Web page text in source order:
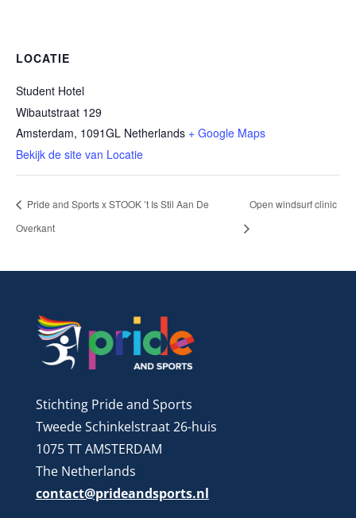
LOCATIE
Student Hotel
Wibautstraat 129
Amsterdam, 1091GL Netherlands + Google Maps
Bekijk de site van Locatie
Pride and Sports x STOOK ’t Is Stil Aan De
Overkant
Open windsurf clinic
Stichting Pride and Sports
Tweede Schinkelstraat 26-huis
1075 TT AMSTERDAM
The Netherlands
contact@prideandsports.nl